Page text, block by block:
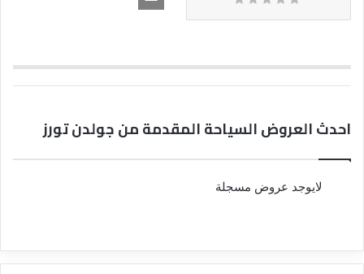
احدث العروض السياحة المقدمة من جولدن تورز
لايوجد عروض مسجلة